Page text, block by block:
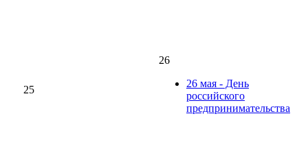
25
26
26 мая - День
российского
предпринимательства